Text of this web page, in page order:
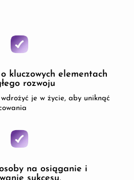
kluczowych elementach
rozwoju
je w życie, aby uniknąć
na osiąganie i